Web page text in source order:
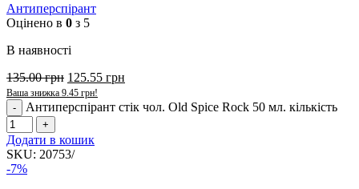
Антиперспірант
Оцінено в 0 з 5
В наявності
135.00грн 125.55 грн
Ваша знижка 9.45 грн!
Антиперспірант стік чол. Old Spice Rock 50 мл. кількість
Додати в кошик
SKU: 20753/
-7%